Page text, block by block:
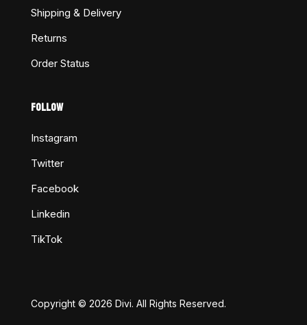
Shipping & Delivery
Returns
Order Status
FOLLOW
Instagram
Twitter
Facebook
Linkedin
TikTok
Copyright © 2026 Divi. All Rights Reserved.